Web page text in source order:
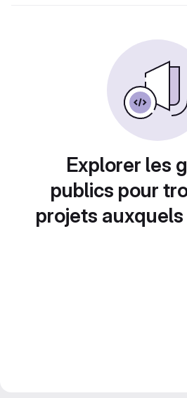
Explorer les
publics pour
projets